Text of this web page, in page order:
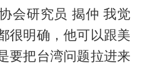
会研究员 揭仲 我觉
很明确，他可以跟美
要把台湾问题拉进来